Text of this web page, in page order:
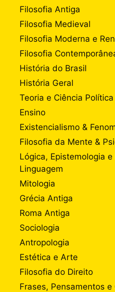
Filosofia Antiga
Filosofia Medieval
Filosofia Moderna e
Filosofia
História do Brasil
História Geral
Teoria e Ciência Política
Ensino
Existencialismo &
Filosofia da Mente &
Lógica, Epistemologia
Linguagem
Mitologia
Grécia Antiga
Roma Antiga
Sociologia
Antropologia
Estética e Arte
Filosofia do Direito
Frases, Pensamentos e